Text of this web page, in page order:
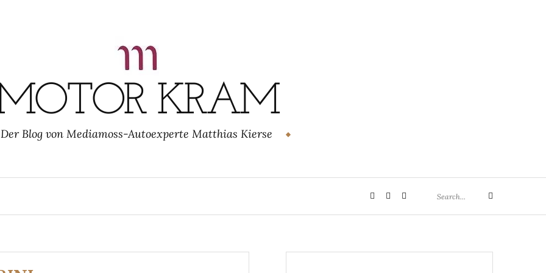
KRAM
Der Blog von Mediamoss-Autoexperte Matthias Kierse
Privatsphäre-
ändern
Historie
Privatsphäre-
Einwilligungen
for:
Search